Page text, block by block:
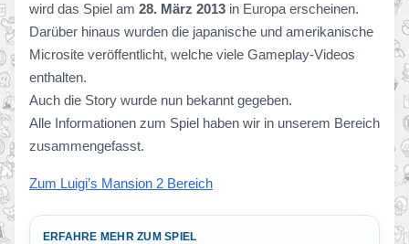
wird das Spiel am 28. März 2013 in Europa erscheinen.
Darüber hinaus wurden die japanische und amerikanische
Microsite veröffentlicht, welche viele Gameplay-Videos
enthalten.
Auch die Story wurde nun bekannt gegeben.
Alle Informationen zum Spiel haben wir in unserem Bereich
zusammengefasst.
Zum Luigi’s Mansion 2 Bereich
ERFAHRE MEHR ZUM SPIEL